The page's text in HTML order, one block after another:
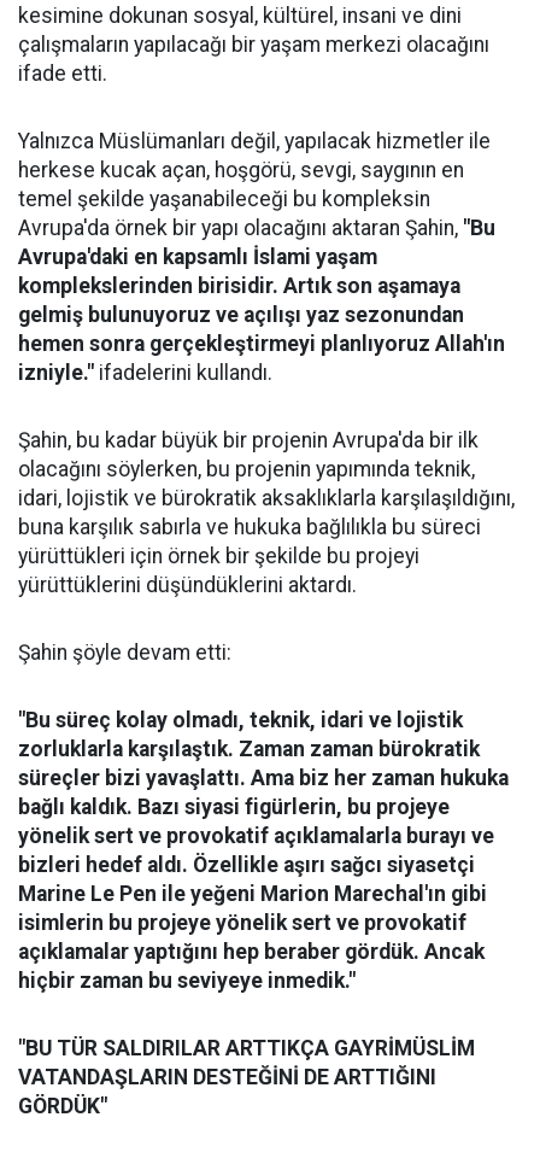
kesimine dokunan sosyal, kültürel, insani ve dini
çalışmaların yapılacağı bir yaşam merkezi olacağını
ifade etti.
Yalnızca Müslümanları değil, yapılacak hizmetler ile
herkese kucak açan, hoşgörü, sevgi, saygının en
temel şekilde yaşanabileceği bu kompleksin
Avrupa'da örnek bir yapı olacağını aktaran Şahin, "Bu
Avrupa'daki en kapsamlı İslami yaşam
komplekslerinden birisidir. Artık son aşamaya
gelmiş bulunuyoruz ve açılışı yaz sezonundan
hemen sonra gerçekleştirmeyi planlıyoruz Allah'ın
izniyle." ifadelerini kullandı.
Şahin, bu kadar büyük bir projenin Avrupa'da bir ilk
olacağını söylerken, bu projenin yapımında teknik,
idari, lojistik ve bürokratik aksaklıklarla karşılaşıldığını,
buna karşılık sabırla ve hukuka bağlılıkla bu süreci
yürüttükleri için örnek bir şekilde bu projeyi
yürüttüklerini düşündüklerini aktardı.
Şahin şöyle devam etti:
"Bu süreç kolay olmadı, teknik, idari ve lojistik
zorluklarla karşılaştık. Zaman zaman bürokratik
süreçler bizi yavaşlattı. Ama biz her zaman hukuka
bağlı kaldık. Bazı siyasi figürlerin, bu projeye
yönelik sert ve provokatif açıklamalarla burayı ve
bizleri hedef aldı. Özellikle aşırı sağcı siyasetçi
Marine Le Pen ile yeğeni Marion Marechal'ın gibi
isimlerin bu projeye yönelik sert ve provokatif
açıklamalar yaptığını hep beraber gördük. Ancak
hiçbir zaman bu seviyeye inmedik."
"BU TÜR SALDIRILAR ARTTIKÇA GAYRİMÜSLİM
VATANDAŞLARIN DESTEĞİNİ DE ARTTIĞINI
GÖRDÜK"